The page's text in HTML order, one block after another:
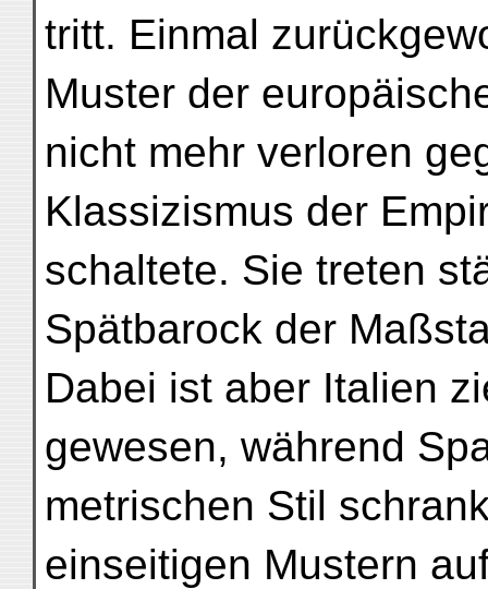
tritt. Einmal
Muster der
nicht mehr verloren
Klassizismus der
schaltete. Sie treten
Spätbarock der
Dabei ist aber Italien
gewesen, während
metrischen Stil
einseitigen Mustern